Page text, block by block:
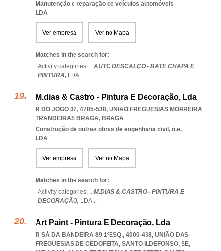
Manutenção e reparação de veículos automóveis
LDA
Ver empresa Ver no Mapa
Matches in the search for:
Activity categories: ...AUTO DESCALÇO - BATE CHAPA E
PINTURA, LDA...
M.dias & Castro - Pintura E Decoração, Lda
R DO JOGO 37, 4705-538, UNIAO FREGUESIAS MORREIRA
TRANDEIRAS BRAGA, BRAGA
Construção de outras obras de engenharia civil, n.e.
LDA
Ver empresa Ver no Mapa
Matches in the search for:
Activity categories: ...M.DIAS & CASTRO - PINTURA E
DECORAÇÃO, LDA...
Art Paint - Pintura E Decoração, Lda
R SÁ DA BANDEIRA 89 1ºESQ., 4000-438, UNIÃO DAS
FREGUESIAS DE CEDOFEITA, SANTO ILDEFONSO, SE,